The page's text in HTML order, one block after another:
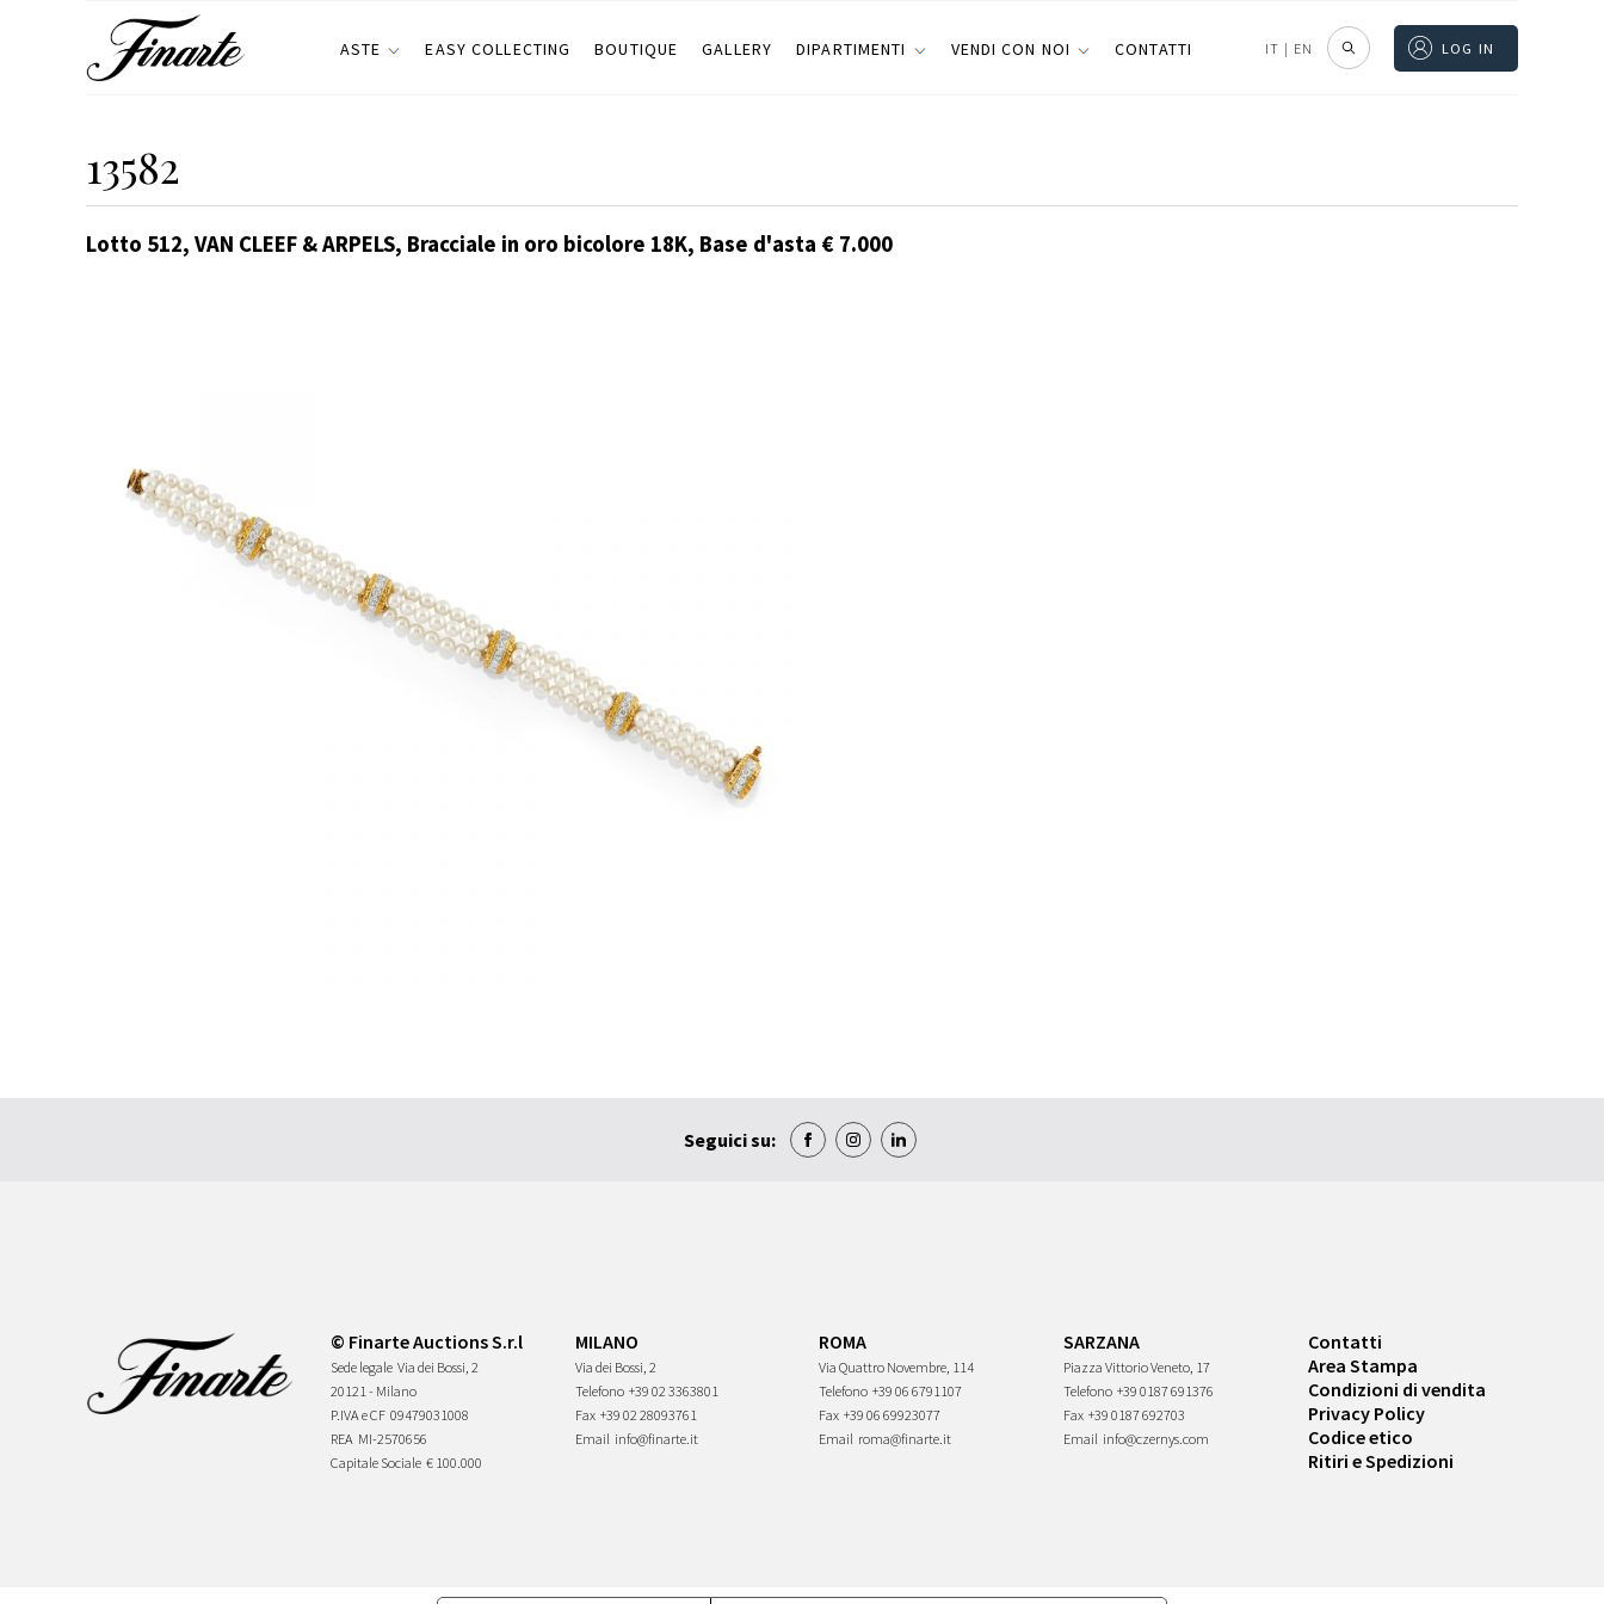
ASTE EASY COLLECTING BOUTIQUE GALLERY DIPARTIMENTI VENDI CON NOI CONTATTI IT | EN LOG IN
13582
Lotto 512, VAN CLEEF & ARPELS, Bracciale in oro bicolore 18K, Base d'asta € 7.000
Seguici su:
© Finarte Auctions S.r.l
Sede legale Via dei Bossi, 2
20121 - Milano
P.IVA e CF 09479031008
REA MI-2570656
Capitale Sociale € 100.000
MILANO
Via dei Bossi, 2
Telefono +39 02 3363801
Fax +39 02 28093761
Email info@finarte.it
ROMA
Via Quattro Novembre, 114
Telefono +39 06 6791107
Fax +39 06 69923077
Email roma@finarte.it
SARZANA
Piazza Vittorio Veneto, 17
Telefono +39 0187 691376
Fax +39 0187 692703
Email info@czernys.com
Contatti
Area Stampa
Condizioni di vendita
Privacy Policy
Codice etico
Ritiri e Spedizioni